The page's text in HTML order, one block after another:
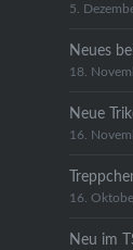
5.
Neues
18.
Neue
16.
16.
Neu im